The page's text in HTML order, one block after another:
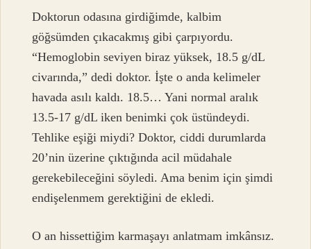
Doktorun odasına girdiğimde, kalbim
göğsümden çıkacakmış gibi çarpıyordu.
“Hemoglobin seviyen biraz yüksek, 18.5 g/dL
civarında,” dedi doktor. İşte o anda kelimeler
havada asılı kaldı. 18.5… Yani normal aralık
13.5-17 g/dL iken benimki çok üstündeydi.
Tehlike eşiği miydi? Doktor, ciddi durumlarda
20’nin üzerine çıktığında acil müdahale
gerekebileceğini söyledi. Ama benim için şimdi
endişelenmem gerektiğini de ekledi.
O an hissettiğim karmaşayı anlatmam imkânsız.